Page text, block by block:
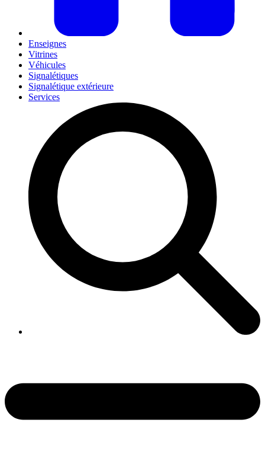
Enseignes
Vitrines
Véhicules
Signalétiques
Signalétique extérieure
Services